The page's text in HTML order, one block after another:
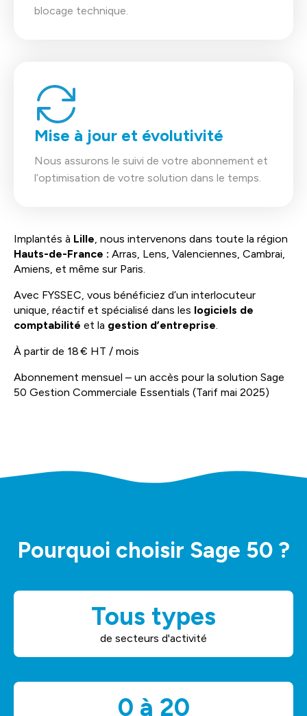
blocage technique.
Mise à jour et évolutivité
Nous assurons le suivi de votre abonnement et
l’optimisation de votre solution dans le temps.
Implantés à Lille, nous intervenons dans toute la région
Hauts-de-France : Arras, Lens, Valenciennes, Cambrai,
Amiens, et même sur Paris.
Avec FYSSEC, vous bénéficiez d’un interlocuteur
unique, réactif et spécialisé dans les logiciels de
comptabilité et la gestion d’entreprise.
À partir de 18 € HT / mois
Abonnement mensuel – un accès pour la solution Sage
50 Gestion Commerciale Essentials (Tarif mai 2025)
Pourquoi choisir Sage 50 ?
Tous types
de secteurs d'activité
0 à 20